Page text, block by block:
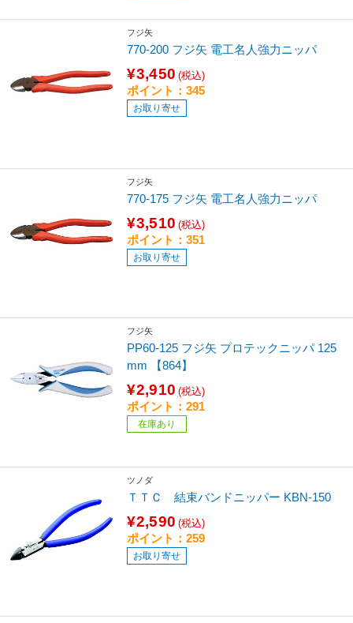
フジ矢
770-200 フジ矢 電工名人強力ニッパ
¥3,450 (税込)
ポイント：345
お取り寄せ
フジ矢
770-175 フジ矢 電工名人強力ニッパ
¥3,510 (税込)
ポイント：351
お取り寄せ
フジ矢
PP60-125 フジ矢 プロテックニッパ 125
mm 【864】
¥2,910 (税込)
ポイント：291
在庫あり
ツノダ
ＴＴＣ 結束バンドニッパー KBN-150
¥2,590 (税込)
ポイント：259
お取り寄せ